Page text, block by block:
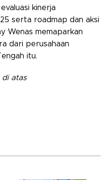
kinerja
serta roadmap dan aksi
Wenas memaparkan
dari perusahaan
itu.
di atas